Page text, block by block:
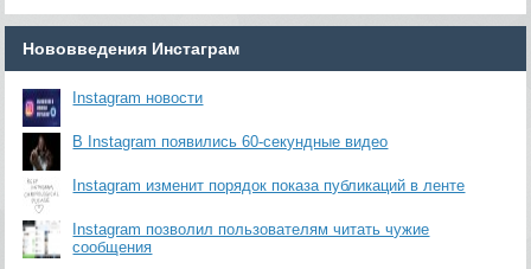
Нововведения Инстаграм
Instagram новости
В Instagram появились 60-секундные видео
Instagram изменит порядок показа публикаций в ленте
Instagram позволил пользователям читать чужие
сообщения